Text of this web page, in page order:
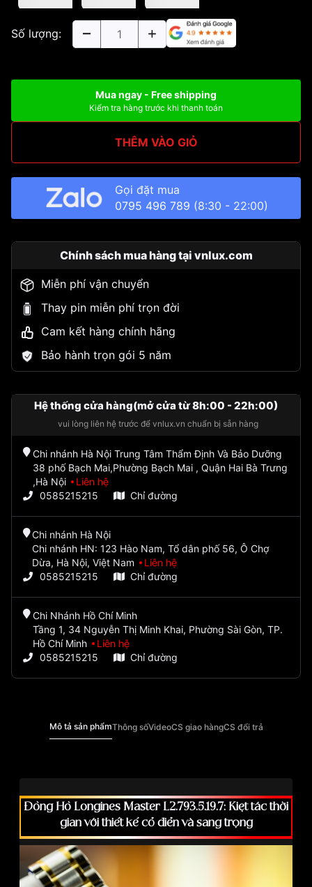
Số lượng:
Mua ngay - Free shipping
Kiểm tra hàng trước khi thanh toán
THÊM VÀO GIỎ
Gọi đặt mua
0795 496 789 (8:30 - 22:00)
Chính sách mua hàng tại vnlux.com
Miễn phí vận chuyển
Thay pin miễn phí trọn đời
Cam kết hàng chính hãng
Bảo hành trọn gói 5 năm
Hệ thống cửa hàng(mở cửa từ 8h:00 - 22h:00)
vui lòng liên hệ trước để vnlux.vn chuẩn bị sẵn hàng
Chi nhánh Hà Nội Trung Tâm Thẩm Định Và Bảo Dưỡng
38 phố Bạch Mai,Phường Bạch Mai , Quận Hai Bà Trưng
,Hà Nội
Liên hệ
0585215215
Chỉ đường
Chi nhánh Hà Nội
Chi nhánh HN: 123 Hào Nam, Tổ dân phố 56, Ô Chợ
Dừa, Hà Nội, Việt Nam
Liên hệ
0585215215
Chỉ đường
Chi Nhánh Hồ Chí Minh
Tầng 1, 34 Nguyễn Thị Minh Khai, Phường Sài Gòn, TP.
Hồ Chí Minh
Liên hệ
0585215215
Chỉ đường
Mô tả sản phẩmThông sốVideoCS giao hàngCS đổi trả
Đồng Hồ Longines Master L2.793.5.19.7: Kiệt tác thời
gian với thiết kế cổ điển và sang trọng